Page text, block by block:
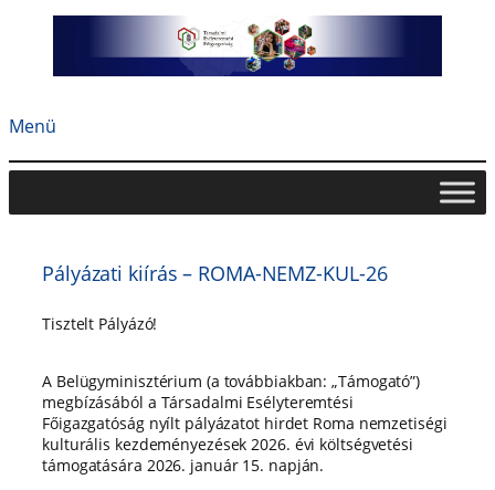
Menü
Pályázati kiírás – ROMA-NEMZ-KUL-26
Tisztelt Pályázó!
A Belügyminisztérium (a továbbiakban: „Támogató”)
megbízásából a Társadalmi Esélyteremtési
Főigazgatóság nyílt pályázatot hirdet Roma nemzetiségi
kulturális kezdeményezések 2026. évi költségvetési
támogatására 2026. január 15. napján.